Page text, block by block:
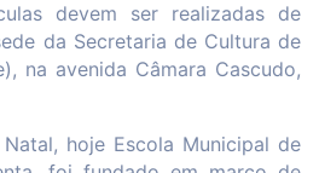
devem ser realizadas de
da Secretaria de Cultura de
na avenida Câmara Cascudo,
hoje Escola Municipal de